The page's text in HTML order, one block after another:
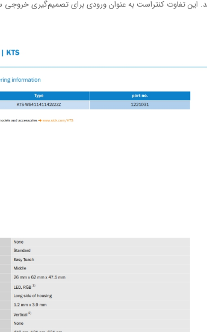
تفاوت کنتراست به عنوان ورودی برای تصمیم‌گیری